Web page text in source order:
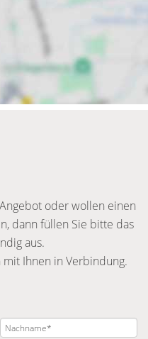
oder wollen einen
dann füllen Sie bitte das
aus.
Ihnen in Verbindung.